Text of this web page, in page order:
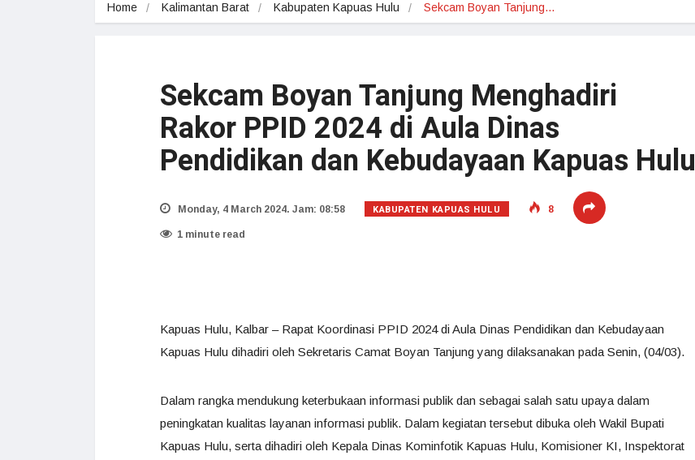
Home Kalimantan Barat Kabupaten Kapuas Hulu Sekcam Boyan Tanjung…
Sekcam Boyan Tanjung Menghadiri
Rakor PPID 2024 di Aula Dinas
Pendidikan dan Kebudayaan Kapuas Hulu
Monday, 4 March 2024. Jam: 08:58 KABUPATEN KAPUAS HULU 8
1 minute read
Kapuas Hulu, Kalbar – Rapat Koordinasi PPID 2024 di Aula Dinas Pendidikan dan Kebudayaan
Kapuas Hulu dihadiri oleh Sekretaris Camat Boyan Tanjung yang dilaksanakan pada Senin, (04/03).
Dalam rangka mendukung keterbukaan informasi publik dan sebagai salah satu upaya dalam
peningkatan kualitas layanan informasi publik. Dalam kegiatan tersebut dibuka oleh Wakil Bupati
Kapuas Hulu, serta dihadiri oleh Kepala Dinas Kominfotik Kapuas Hulu, Komisioner KI, Inspektorat